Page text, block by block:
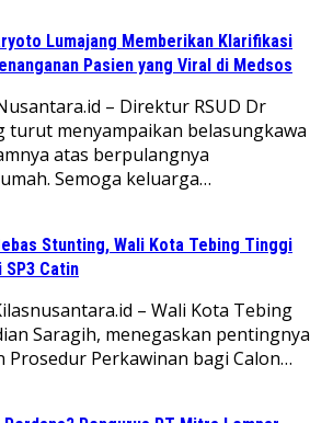
Lumajang Memberikan Klarifikasi
Pasien yang Viral di Medsos
– Direktur RSUD Dr
turut menyampaikan belasungkawa
atas berpulangnya
Semoga keluarga…
Stunting, Wali Kota Tebing Tinggi
SP3 Catin
– Wali Kota Tebing
Saragih, menegaskan pentingnya
Prosedur Perkawinan bagi Calon…